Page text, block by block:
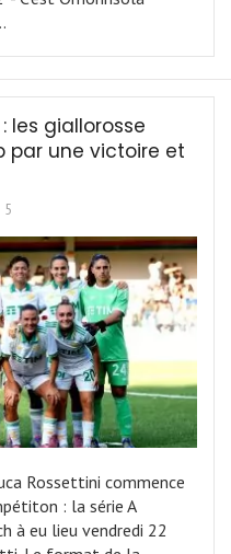
les giallorosse
par une victoire et
5
Rossettini commence
: la série A
à eu lieu vendredi 22